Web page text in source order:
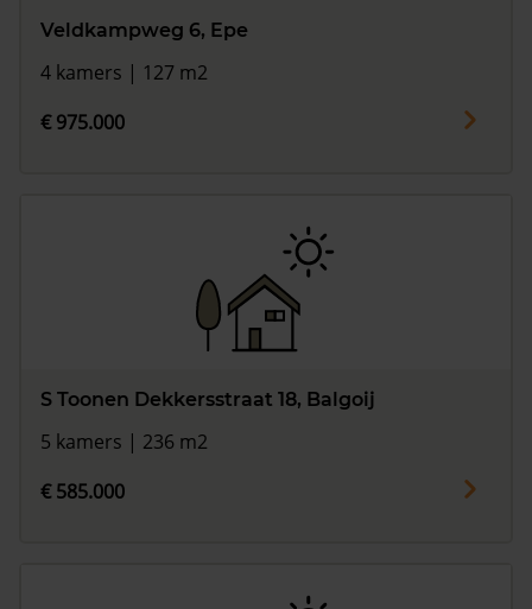
Veldkampweg 6, Epe
4 kamers | 127 m2
€ 975.000
S Toonen Dekkersstraat 18, Balgoij
5 kamers | 236 m2
€ 585.000